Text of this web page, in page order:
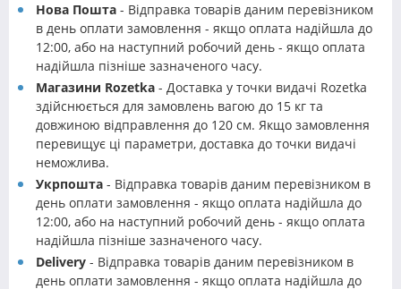
Нова Пошта - Відправка товарів даним перевізником
в день оплати замовлення - якщо оплата надійшла до
12:00, або на наступний робочий день - якщо оплата
надійшла пізніше зазначеного часу.
Магазини Rozetka - Доставка у точки видачі Rozetka
здійснюється для замовлень вагою до 15 кг та
довжиною відправлення до 120 см. Якщо замовлення
перевищує ці параметри, доставка до точки видачі
неможлива.
Укрпошта - Відправка товарів даним перевізником в
день оплати замовлення - якщо оплата надійшла до
12:00, або на наступний робочий день - якщо оплата
надійшла пізніше зазначеного часу.
Delivery - Відправка товарів даним перевізником в
день оплати замовлення - якщо оплата надійшла до